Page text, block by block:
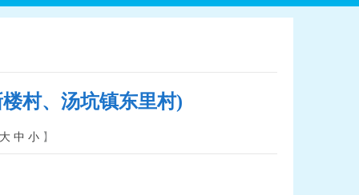
村、汤坑镇东里村)
大 中 小 】